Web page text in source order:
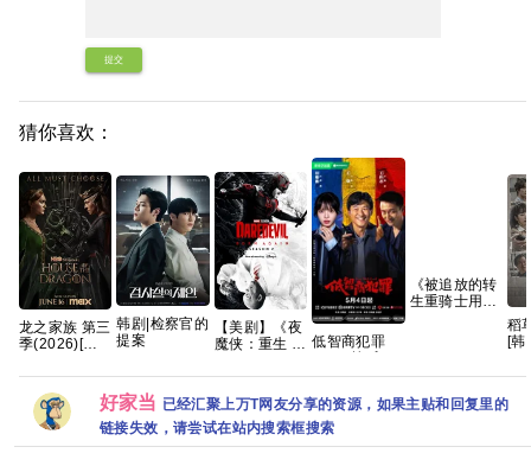
提交
猜你喜欢：
龙之家族 第三
季(2026)[更
[4K.DV.HDR]
[高码率][内封
简繁英][附1-2
季][8GB集]
韩剧|检察官的
提案
【美剧】《夜
魔侠：重生 第
列）查理·考
克斯 文森特·
多诺费奥 克里
斯滕·里特
2026/剧情/动
低智商犯罪
2026 擒贼记
犯罪悬疑 王骁
已更最新 夸克
《被追放的转
生重骑士用游
稻
[韩
韩
好家当 已经汇聚上万T网友分享的资源，如果主贴和回复里的
链接失效，请尝试在站内搜索框搜索